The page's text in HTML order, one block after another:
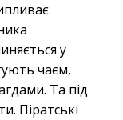
у
чаєм,
Та під
Піратські